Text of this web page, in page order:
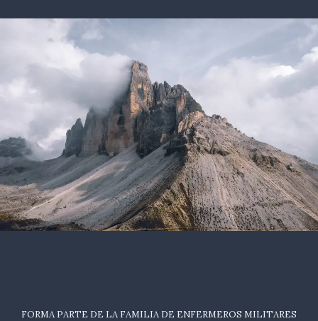
FORMA PARTE DE LA FAMILIA DE ENFERMEROS MILITARES